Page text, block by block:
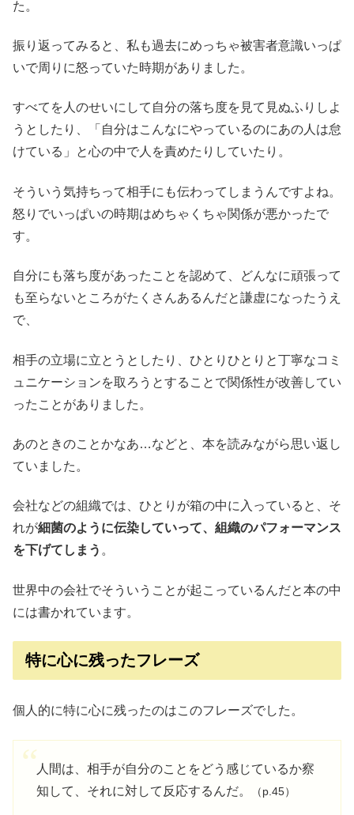
た。
振り返ってみると、私も過去にめっちゃ被害者意識いっぱ
いで周りに怒っていた時期がありました。
すべてを人のせいにして自分の落ち度を見て見ぬふりしよ
うとしたり、「自分はこんなにやっているのにあの人は怠
けている」と心の中で人を責めたりしていたり。
そういう気持ちって相手にも伝わってしまうんですよね。
怒りでいっぱいの時期はめちゃくちゃ関係が悪かったで
す。
自分にも落ち度があったことを認めて、どんなに頑張って
も至らないところがたくさんあるんだと謙虚になったうえ
で、
相手の立場に立とうとしたり、ひとりひとりと丁寧なコミ
ュニケーションを取ろうとすることで関係性が改善してい
ったことがありました。
あのときのことかなあ…などと、本を読みながら思い返し
ていました。
会社などの組織では、ひとりが箱の中に入っていると、そ
れが細菌のように伝染していって、組織のパフォーマンス
を下げてしまう 。
世界中の会社でそういうことが起こっているんだと本の中
には書かれています。
特に心に残ったフレーズ
個人的に特に心に残ったのはこのフレーズでした。
人間は、相手が自分のことをどう感じているか察
知して、それに対して反応するんだ。
（p.45）